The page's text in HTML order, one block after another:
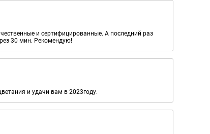
и сертифицированные. А последний раз
30 мин. Рекомендую!
и удачи вам в 2023году.